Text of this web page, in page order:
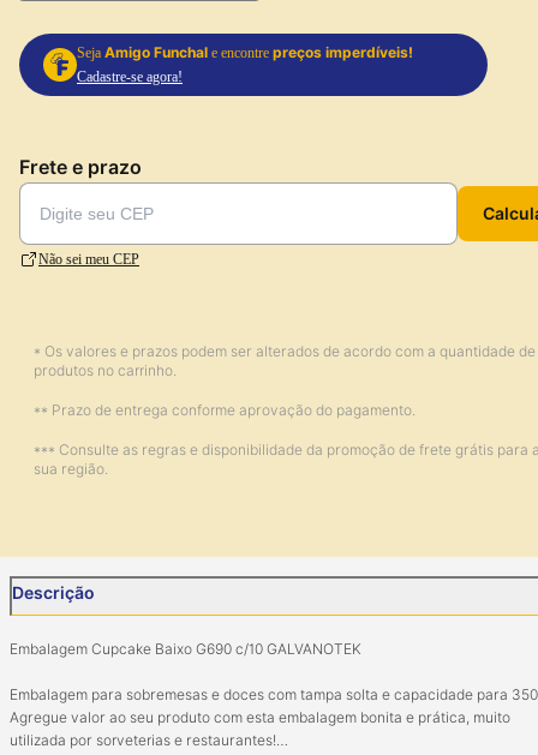
Seja Amigo Funchal e encontre preços imperdíveis!
Cadastre-se agora!
Frete e prazo
Não sei meu CEP
* Os valores e prazos podem ser alterados de acordo com a quantidade de
produtos no carrinho.
** Prazo de entrega conforme aprovação do pagamento.
*** Consulte as regras e disponibilidade da promoção de frete grátis para
sua região.
Descrição
Embalagem Cupcake Baixo G690 c/10 GALVANOTEK
Embalagem para sobremesas e doces com tampa solta e capacidade para
Agregue valor ao seu produto com esta embalagem bonita e prática, muito
utilizada por sorveterias e restaurantes!